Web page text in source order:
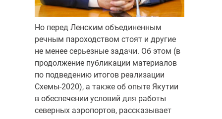
Но перед Ленским объединенным
речным пароходством стоят и другие
не менее серьезные задачи. Об этом (в
продолжение публикации материалов
по подведению итогов реализации
Схемы-2020), а также об опыте Якутии
в обеспечении условий для работы
северных аэропортов, рассказывает